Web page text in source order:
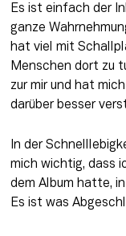
Es ist einfach der
ganze
hat viel mit
Menschen dort zu
zur mir und hat
darüber besser
In der
mich wichtig, dass
dem Album hatte,
Es ist was